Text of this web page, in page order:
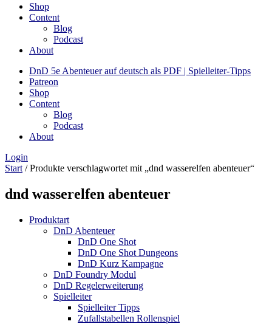
Shop
Content
Blog
Podcast
About
DnD 5e Abenteuer auf deutsch als PDF | Spielleiter-Tipps
Patreon
Shop
Content
Blog
Podcast
About
Login
Start / Produkte verschlagwortet mit „dnd wasserelfen abenteuer“
dnd wasserelfen abenteuer
Produktart
DnD Abenteuer
DnD One Shot
DnD One Shot Dungeons
DnD Kurz Kampagne
DnD Foundry Modul
DnD Regelerweiterung
Spielleiter
Spielleiter Tipps
Zufallstabellen Rollenspiel